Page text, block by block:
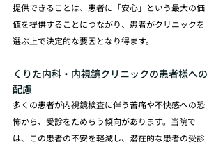
提供できることは、患者に「安心」という最大の価
値を提供することにつながり、患者がクリニックを
選ぶ上で決定的な要因となり得ます。
くりた内科・内視鏡クリニックの患者様への
配慮
多くの患者が内視鏡検査に伴う苦痛や不快感への恐
怖から、受診をためらう傾向があります。当院で
は、この患者の不安を軽減し、潜在的な患者の受診